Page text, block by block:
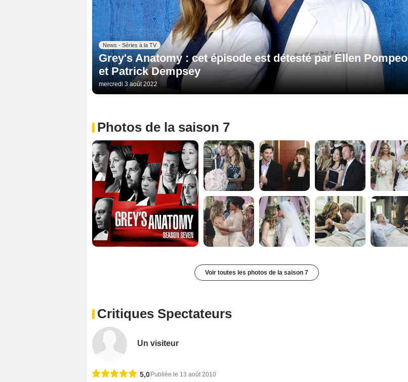
News - Séries à la TV
Grey's Anatomy : cet épisode est détesté par Ellen Pompeo
et Patrick Dempsey
mercredi 3 août 2022
Photos de la saison 7
Voir toutes les photos de la saison 7
Critiques Spectateurs
Un visiteur
5,0 Publiée le 13 août 2010